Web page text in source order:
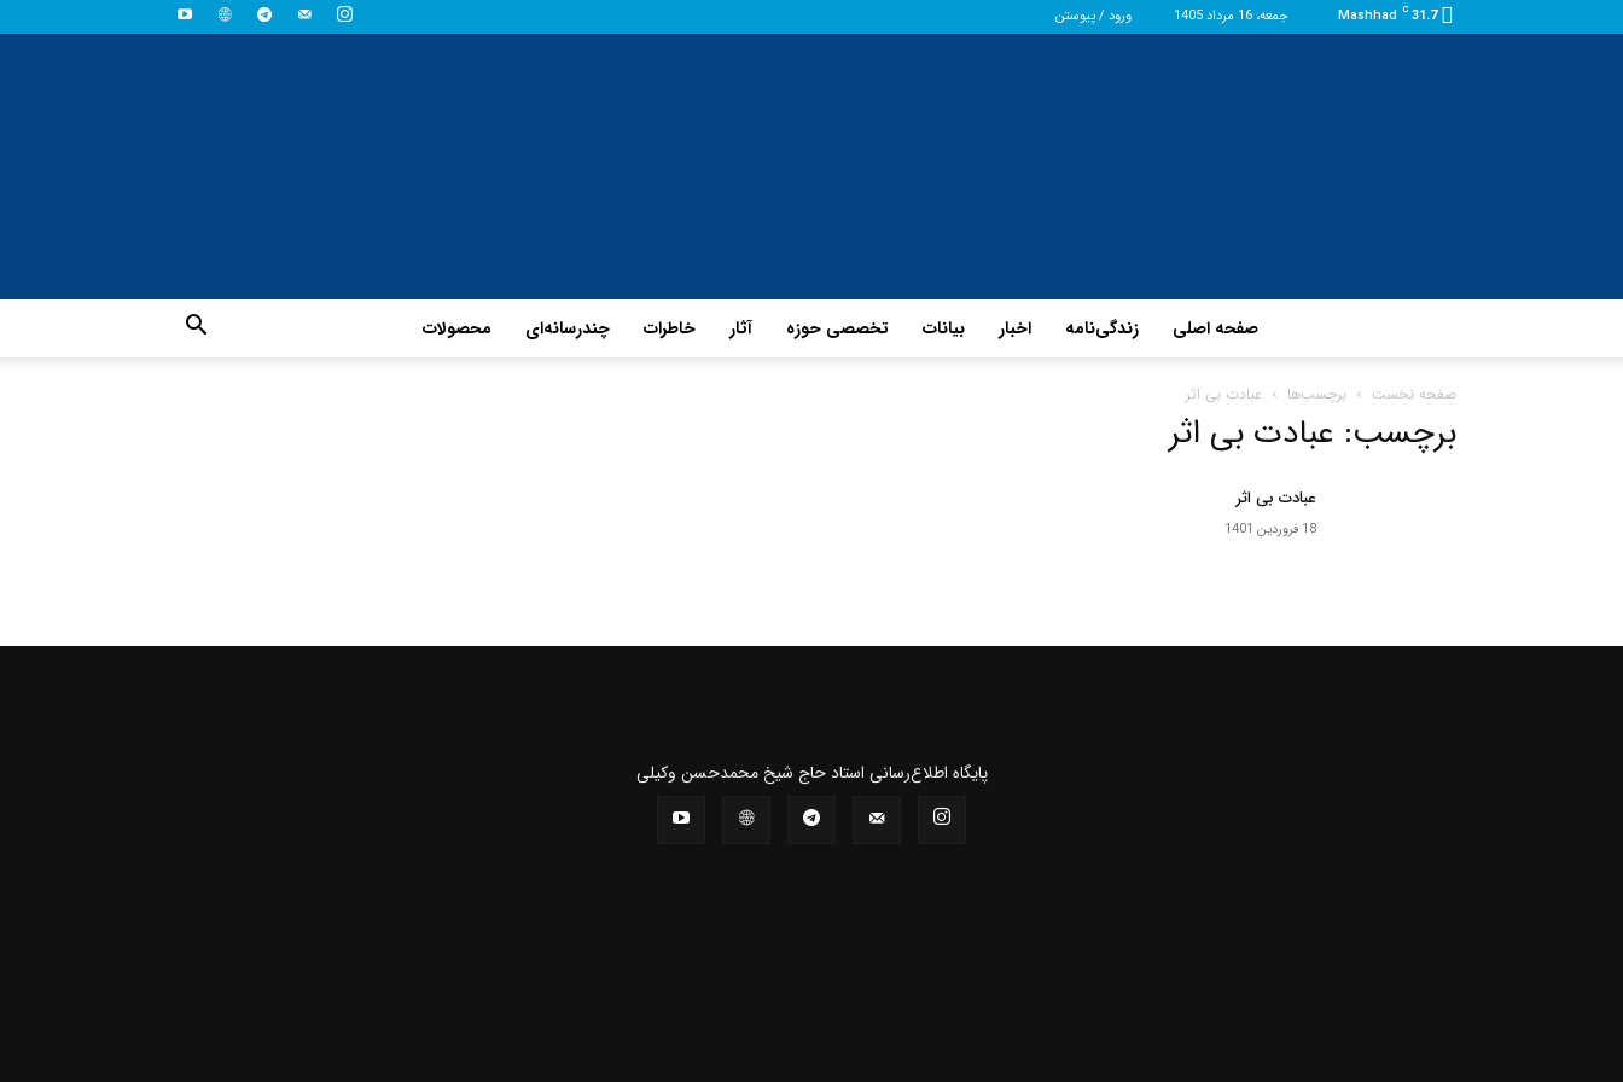
31.7
C
Mashhad جمعه، 16 مرداد 1405 ورود / پیوستن
صفحه اصلی زندگی‌نامه اخبار بیانات تخصصی حوزه آثار خاطرات چند‌رسانه‌ای محصولات
صفحه نخست برچسب‌ها عبادت بی اثر
برچسب: عبادت بی اثر
عبادت بی اثر
18 فروردین 1401
پايگاه اطلاع‌رسانی استاد حاج شیخ محمدحسن وکیلی